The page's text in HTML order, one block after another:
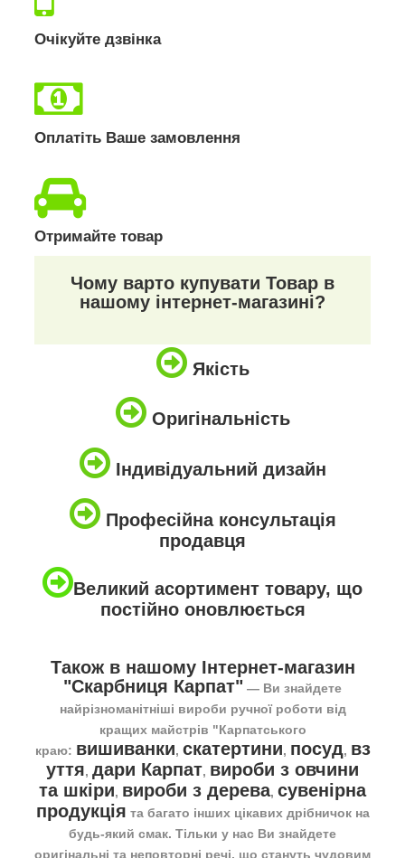
Очікуйте дзвінка
Оплатіть Ваше замовлення
Отримайте товар
Чому варто купувати Товар в
нашому інтернет-магазині?
Якість
Оригінальність
Індивідуальний дизайн
Професійна консультація
продавця
Великий асортимент товару, що
постійно оновлюється
Також в нашому Інтернет-магазин
"Скарбниця Карпат" ― Ви знайдете
найрізноманітніші вироби ручної роботи від
кращих майстрів "Карпатського
краю: вишиванки, скатертини, посуд, вз
уття, дари Карпат, вироби з овчини
та шкіри, вироби з дерева, сувенірна
продукція та багато інших цікавих дрібничок на
будь-який смак. Тільки у нас Ви знайдете
оригінальні та неповторні речі, що стануть чудовим